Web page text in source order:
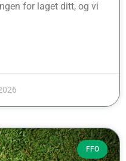
for laget ditt, og vi
FFO